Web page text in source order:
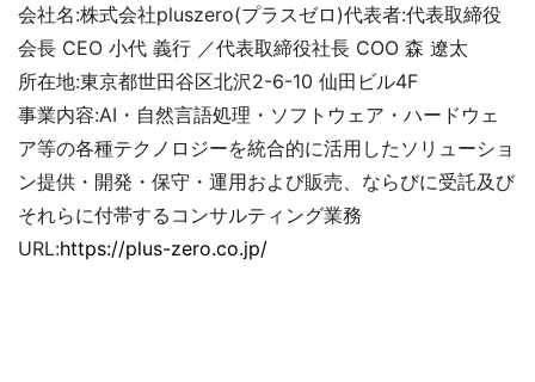
会社名:株式会社pluszero(プラスゼロ)代表者:代表取締役
会長 CEO 小代 義行 ／代表取締役社長 COO 森 遼太
所在地:東京都世田谷区北沢2-6-10 仙田ビル4F
事業内容:AI・自然言語処理・ソフトウェア・ハードウェ
ア等の各種テクノロジーを統合的に活用したソリューショ
ン提供・開発・保守・運用および販売、ならびに受託及び
それらに付帯するコンサルティング業務
URL:https://plus-zero.co.jp/